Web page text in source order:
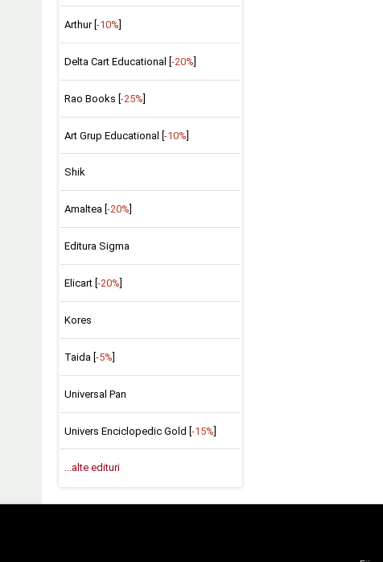
Arthur [ -10%
Delta Cart Educational [ -20%
Rao Books [-25%]
Art Grup Educational [-10%]
Shik
Amaltea [ -20%
Editura Sigma
Elicart [ -20%
Kores
Taida [ -5%
Universal Pan
Univers Enciclopedic Gold [-15%]
...alte edituri